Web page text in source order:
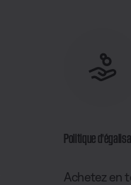
Politique
Achetez en